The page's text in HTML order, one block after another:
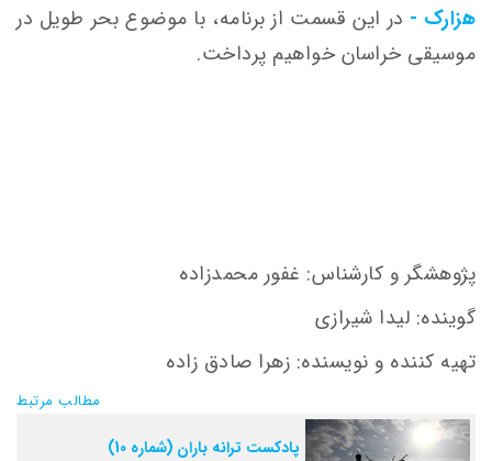
هزارک - در این قسمت از برنامه، با موضوع بحر طویل در
موسیقی خراسان خواهیم پرداخت.
پژوهشگر و کارشناس: غفور محمدزاده
گوینده: لیدا شیرازی
تهیه کننده و نویسنده: زهرا صادق زاده
مطالب مرتبط
پادکست ترانه باران (شماره 10)